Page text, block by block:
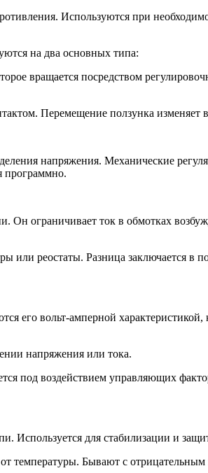
Используются при
на два основных типа:
вращается посредством
Перемещение ползунка изменяет
напряжения. Механические
программно.
Он ограничивает ток в обмотках
или реостаты. Разница заключается в
его вольт-амперной
напряжения или тока.
под воздействием управляющих
Используется для стабилизации и
температуры. Бывают с